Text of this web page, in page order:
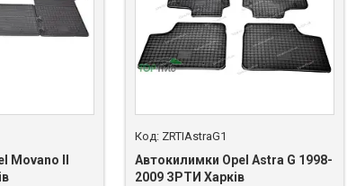
Movano II
ZRTIAstraG1
Автокилимки Opel Astra G 1998-
2009 ЗРТИ Харків